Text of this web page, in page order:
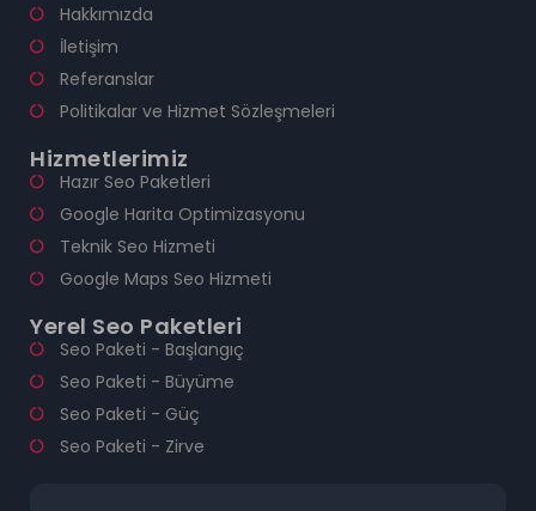
Hakkımızda
İletişim
Referanslar
Politikalar ve Hizmet Sözleşmeleri
Hizmetlerimiz
Hazır Seo Paketleri
Google Harita Optimizasyonu
Teknik Seo Hizmeti
Google Maps Seo Hizmeti
Yerel Seo Paketleri
Seo Paketi - Başlangıç
Seo Paketi - Büyüme
Seo Paketi - Güç
Seo Paketi - Zirve